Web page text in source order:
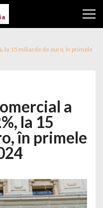
la 15 miliarde de euro, în primele
a
la 15
în primele